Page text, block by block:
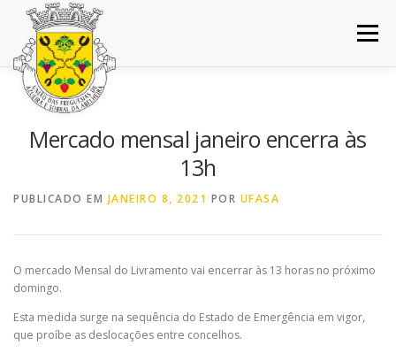
Saltar
conteúdo
Menu
INÍCIO JUNTA DE FREGUESIA
NOTÍCIAS
Mercado mensal janeiro encerra às
13h
PUBLICADO EM JANEIRO 8, 2021 POR UFASA
O mercado Mensal do Livramento vai encerrar às 13 horas no próximo
domingo.
Esta medida surge na sequência do Estado de Emergência em vigor,
que proíbe as deslocações entre concelhos.